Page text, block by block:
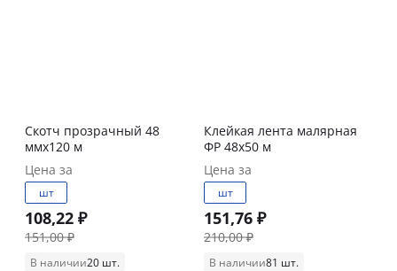
Скотч прозрачный 48
ммх120 м
Цена за
шт
108,22 ₽
151,00 ₽
В наличии20 шт.
Клейкая лента малярная
ФР 48х50 м
Цена за
шт
151,76 ₽
210,00 ₽
В наличии81 шт.